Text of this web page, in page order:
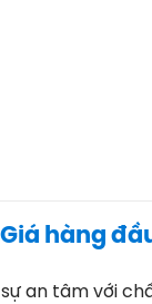
hàng
an tâm với